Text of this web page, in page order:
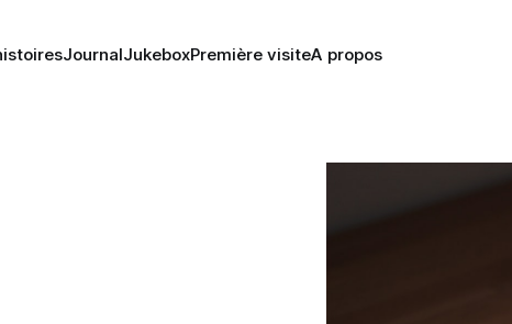
JournalJukeboxPremière visiteA propos